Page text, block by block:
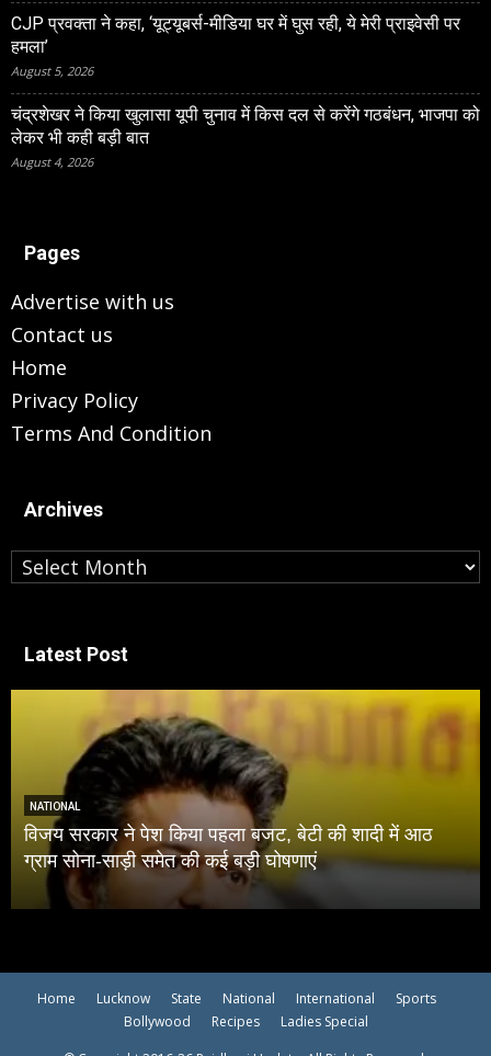
CJP प्रवक्ता ने कहा, ‘यूट्यूबर्स-मीडिया घर में घुस रही, ये मेरी प्राइवेसी पर
हमला’
August 5, 2026
चंद्रशेखर ने किया खुलासा यूपी चुनाव में किस दल से करेंगे गठबंधन, भाजपा को
लेकर भी कही बड़ी बात
August 4, 2026
Pages
Advertise with us
Contact us
Home
Privacy Policy
Terms And Condition
Archives
Archives
Latest Post
बेटी की शादी में आठ
NATIONAL
जंतर-मंतर प्रोटेस्‍ट बर्बरता पर
मार्च-प्रदर्शनों में सुरक्षाबलों को
Home Lucknow State National International
Sports
Bollywood
Recipes
Ladies Special